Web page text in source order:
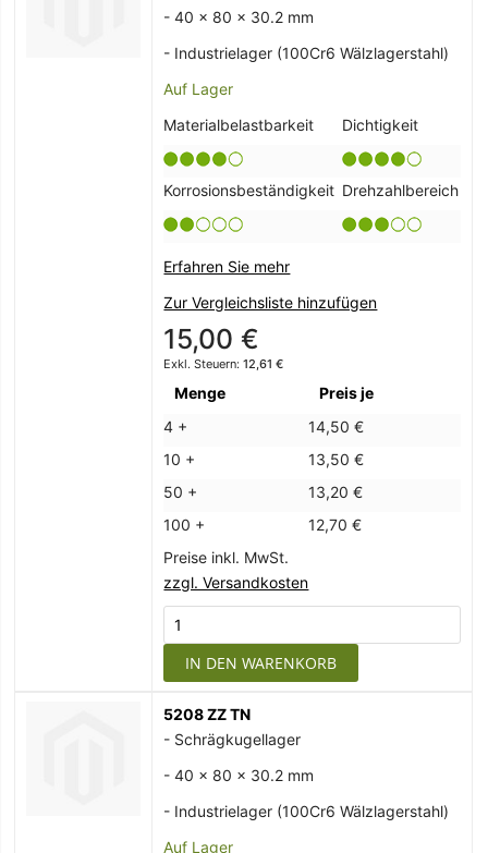
- 40 x 80 x 30.2 mm
- Industrielager (100Cr6 Wälzlagerstahl)
Auf Lager
Materialbelastbarkeit
Dichtigkeit
Korrosionsbeständigkeit Drehzahlbereich
Erfahren Sie mehr
Zur Vergleichsliste hinzufügen
15,00 €
12,61 €
Menge
Preis je
4 +
14,50 €
10 +
13,50 €
50 +
13,20 €
100 +
12,70 €
Preise inkl. MwSt.
zzgl. Versandkosten
IN DEN WARENKORB
5208 ZZ TN
- Schrägkugellager
- 40 x 80 x 30.2 mm
- Industrielager (100Cr6 Wälzlagerstahl)
Auf Lager